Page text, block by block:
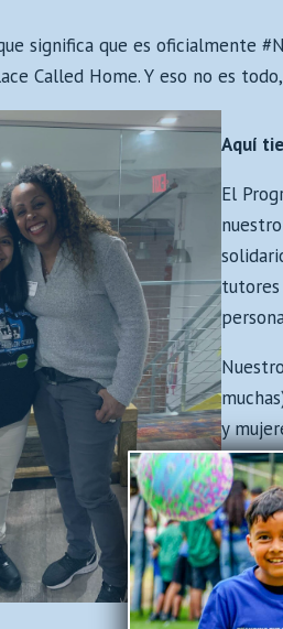
significa que es oficialmente
Called Home. Y eso no es
Aquí
El
tutores
y
para
grupo,
de
Para